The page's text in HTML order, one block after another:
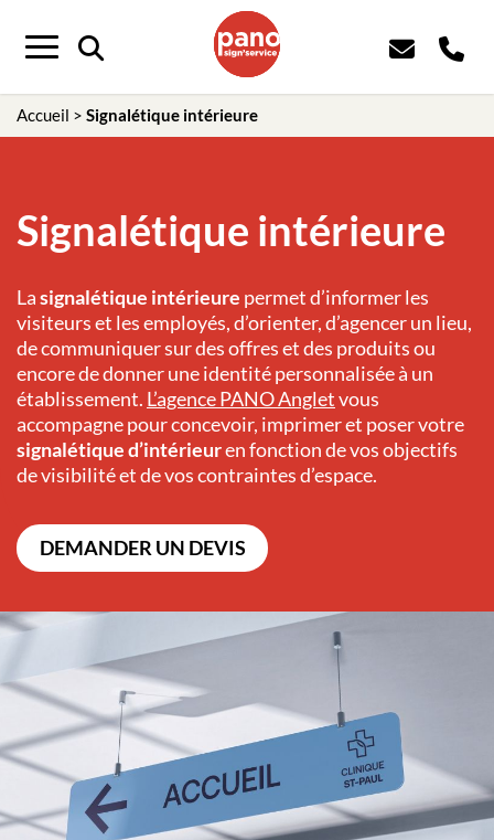
Menu
Accueil > Signalétique intérieure
Signalétique intérieure
Lasignalétique intérieure permet d’informer les
visiteurs et les employés, d’orienter, d’agencer un lieu,
de communiquer sur des offres et des produits ou
encore de donner une identité personnalisée à un
établissement. L’agence PANOAngletvous
accompagne pour concevoir, imprimer et poser votre
signalétique d’intérieuren fonction de vos objectifs
de visibilité et de vos contraintes d’espace.
DEMANDER UN DEVIS